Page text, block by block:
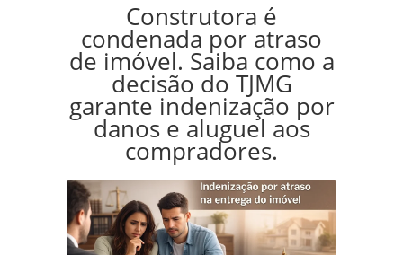
Construtora é
condenada por atraso
de imóvel. Saiba como a
decisão do TJMG
garante indenização por
danos e aluguel aos
compradores.